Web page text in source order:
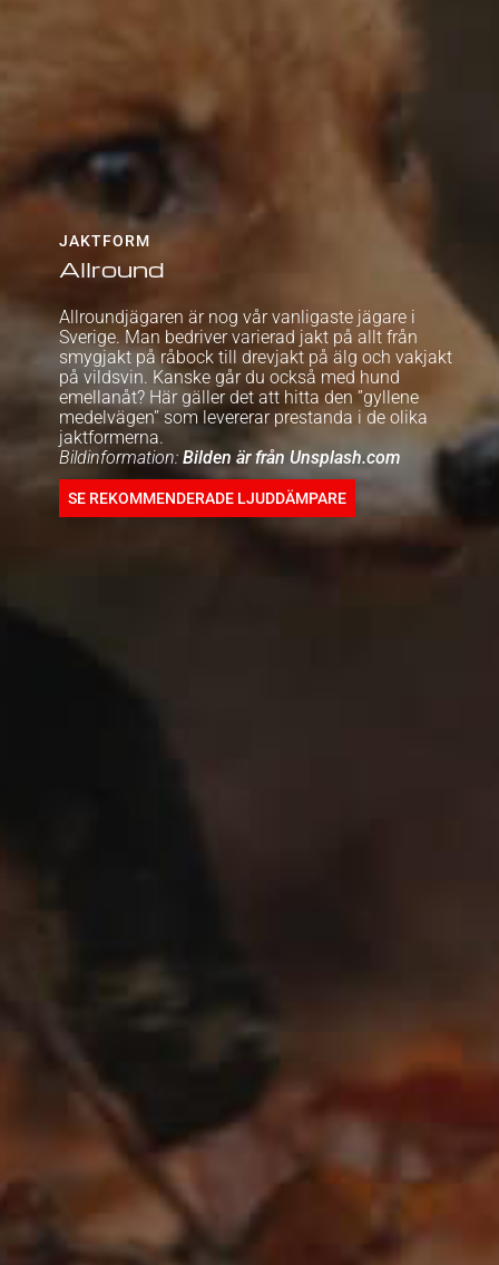
JAKTFORM
Allround
Allroundjägaren är nog vår vanligaste jägare i
Sverige. Man bedriver varierad jakt på allt från
smygjakt på råbock till drevjakt på älg och vakjakt
på vildsvin. Kanske går du också med hund
emellanåt? Här gäller det att hitta den ”gyllene
medelvägen” som levererar prestanda i de olika
jaktformerna.
Bildinformation: Bilden är från Unsplash.com
SE REKOMMENDERADE LJUDDÄMPARE